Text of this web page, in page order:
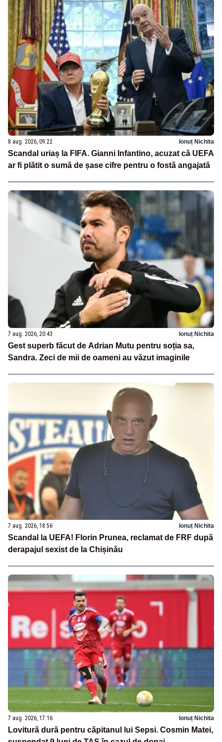
8 aug. 2026, 09:22 Ionuț Nichita
Scandal uriaș la FIFA. Gianni Infantino, acuzat că UEFA
ar fi plătit o sumă de șase cifre pentru o fostă angajată
7 aug. 2026, 20:43 Ionuț Nichita
Gest superb făcut de Adrian Mutu pentru soția sa,
Sandra. Zeci de mii de oameni au văzut imaginile
7 aug. 2026, 18:56 Ionuț Nichita
Scandal la UEFA! Florin Prunea, reclamat de FRF după
derapajul sexist de la Chișinău
7 aug. 2026, 17:16 Ionuț Nichita
Lovitură dură pentru căpitanul lui Sepsi. Cosmin Matei,